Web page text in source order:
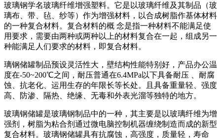
玻璃钢学名玻璃纤维增强塑料。它是以玻璃纤维及其制品（玻
璃布、带、毡、纱等）作为增强材料，以合成树脂作基体材料
的一种复合材料。复合材料的概 念是指一种材料不能满足使
用要求，需要由两种或两种以上的材料复合在一起，组成另一
种能满足人们要求的材料，即复合材料。
璃钢储罐制品预设灵活性大，壁结构性能特别好，产品办公温
度在-50~200℃之间，耐压普通在6.4MPa以下具备耐压 、耐腐
蚀、抗老化、运用生存的年限长等长处。且具备重量轻、强度
高、防渗、隔热、绝缘、无毒和外表光溜等独特的地方。
玻璃钢储罐是玻璃钢制品中的一种，其主要是以玻璃纤维为增
强剂，树脂为粘合剂通过微电脑控制机器缠绕制造而成的新型
复合材料。玻璃钢储罐具有抗腐蚀，高强度，质量轻，寿命